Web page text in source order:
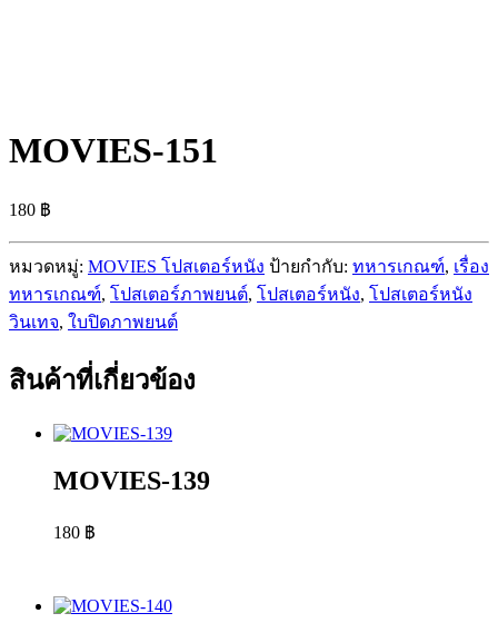
MOVIES-151
180 ฿
หมวดหมู่: MOVIES โปสเตอร์หนัง ป้ายกำกับ: ทหารเกณฑ์, เรื่อง
ทหารเกณฑ์, โปสเตอร์ภาพยนต์, โปสเตอร์หนัง, โปสเตอร์หนัง
วินเทจ, ใบปิดภาพยนต์
สินค้าที่เกี่ยวข้อง
MOVIES-139
180 ฿